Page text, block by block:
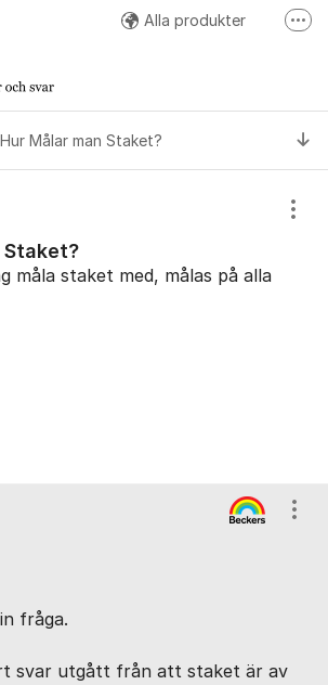
Alla produkter
Easy Colour App
Hur Målar man Staket?
Staket?
måla staket med, målas på alla
fråga.
svar utgått från att staket är av